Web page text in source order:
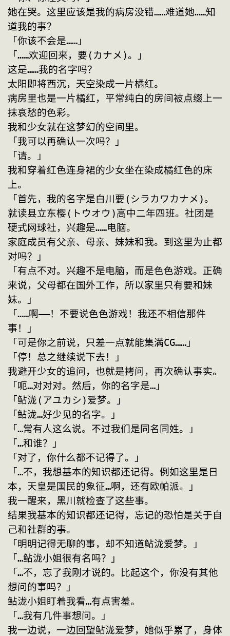
她在哭。这里应该是我的病房没错……难道她……知
道我的事？
「你该不会是……」
「……欢迎回来，要(カナメ)。」
这是……我的名字吗？
太阳即将西沉，天空染成一片橘红。
病房里也是一片橘红，平常纯白的房间被点缀上一
抹哀愁的色彩。
我和少女就在这梦幻的空间里。
「我可以再确认一次吗？」
「请。」
我和穿着红色连身裙的少女坐在染成橘红色的床
上。
「首先，我的名字是白川要(シラカワカナメ)。
就读县立东樱(トウオウ)高中二年四班。社团是
硬式网球社，兴趣是……电脑。
家庭成员有父亲、母亲、妹妹和我。到这里为止都
对吗？」
「有点不对。兴趣不是电脑，而是色色游戏。正确
来说，父母都在国外工作，所以家里只有要和妹
妹。」
「……啊——！不要说色色游戏！我还不相信那件
事！」
「可是你之前说，只差一点就能集满CG……」
「停！总之继续说下去！」
我避开少女的追问，也就是拷问，再次确认事实。
「呃…对对对。然后，你的名字是…」
「鲇泷(アユカシ)爱梦。」
「鲇泷…好少见的名字。」
「…常有人这么说。不过我们是同名同姓。」
「…和谁？」
「对了，你什么都不记得了。」
「…不，我想基本的知识都还记得。例如这里是日
本，天皇是国民的象征…啊，还有欧帕派。」
我一醒来，黑川就检查了这些事。
结果我基本的知识都还记得，忘记的恐怕是关于自
己和社群的事。
「明明记得无聊的事，却不知道鲇泷爱梦。」
「…鲇泷小姐很有名吗？」
「…不，忘了我刚才说的。比起这个，你没有其他
想问的事吗？」
鲇泷小姐盯着我看…有点害羞。
「…我有几件事想问。」
我一边说，一边回望鲇泷爱梦，她似乎累了，身体